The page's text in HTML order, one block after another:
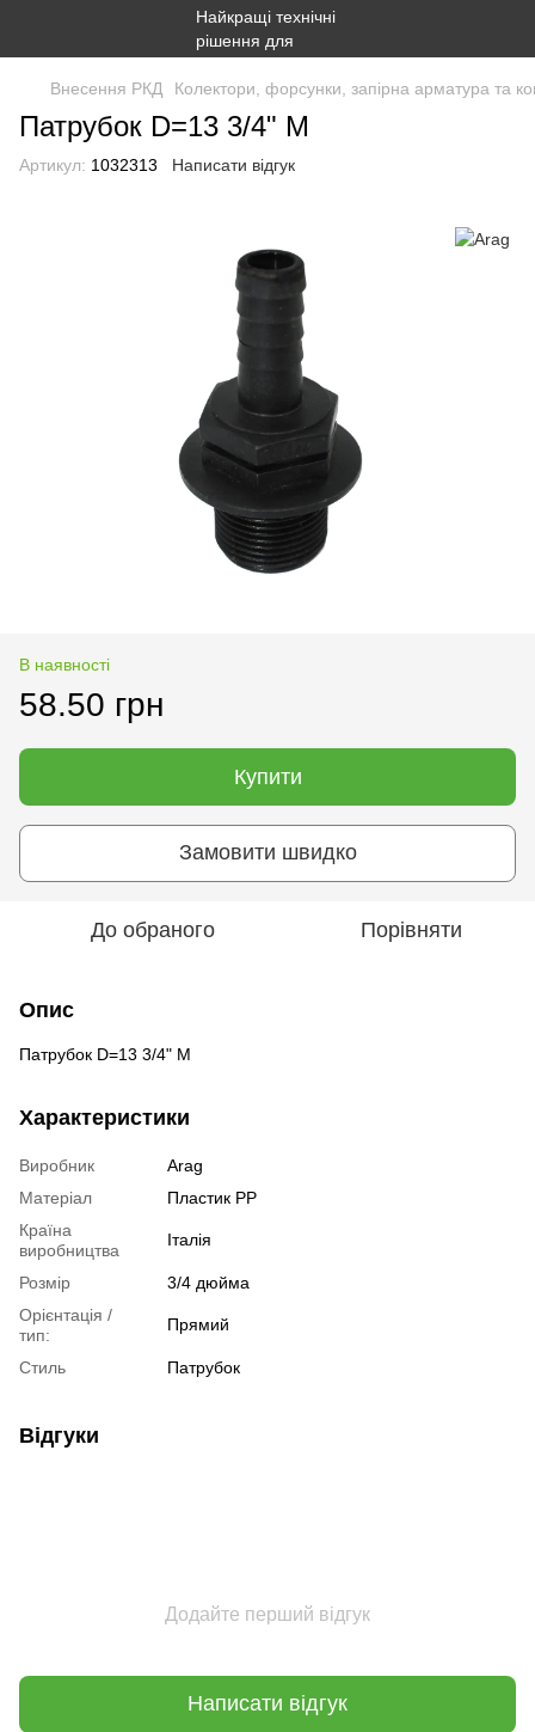
Внесення РКД Колектори, форсунки, запірна арматура та
Патрубок D=13 3/4" М
Артикул: 1032313 Написати відгук
В наявності
58.50 грн
Купити
Замовити швидко
До обраного Порівняти
Опис
Патрубок D=13 3/4" М
Характеристики
Виробник
Arag
Матеріал
Пластик РР
Країна
виробництва
Італія
Розмір
3/4 дюйма
Орієнтація /
тип:
Прямий
Стиль Патрубок
Відгуки
Додайте перший відгук
Написати відгук